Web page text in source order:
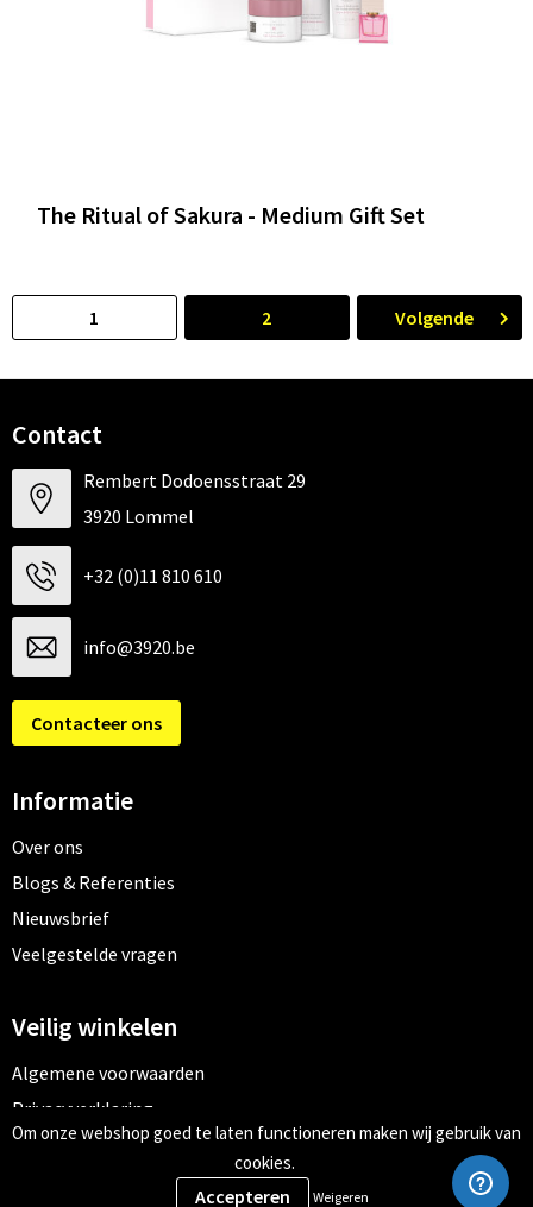
The Ritual of Sakura - Medium Gift Set
1 2 Volgende
Contact
Rembert Dodoensstraat 29
3920 Lommel
+32 (0)11 810 610
info@3920.be
Contacteer ons
Informatie
Over ons
Blogs & Referenties
Nieuwsbrief
Veelgestelde vragen
Veilig winkelen
Algemene voorwaarden
Privacyverklaring
Cookiebeleid
Om onze webshop goed te laten functioneren maken wij gebruik van
cookies.
Weigeren